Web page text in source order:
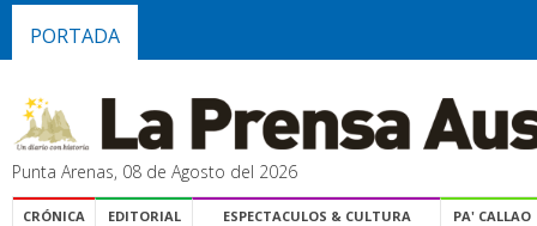
PORTADA
Punta Arenas, 08 de Agosto del 2026
CRÓNICA EDITORIAL ESPECTACULOS & CULTURA PA' CALLAO